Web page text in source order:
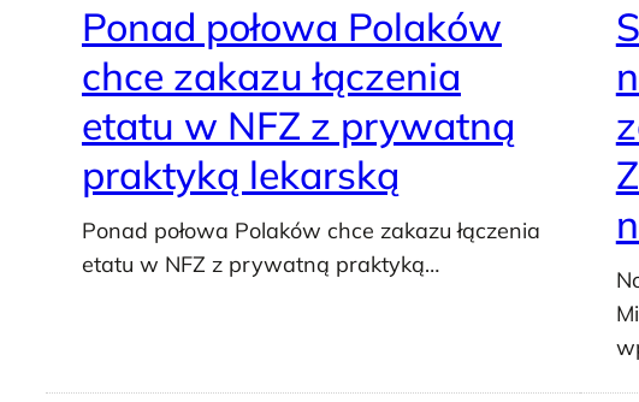
Ponad połowa Polaków
chce zakazu łączenia
etatu w NFZ z prywatną
praktyką lekarską
Ponad połowa Polaków chce zakazu łączenia
etatu w NFZ z prywatną praktyką…